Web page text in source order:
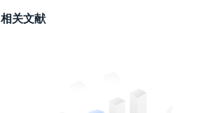
相关文献